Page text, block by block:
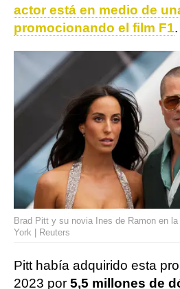
actor está en medio de
promocionando el film F1.
Brad Pitt y su novia Ines de Ramon en
York | Reuters
Pitt había adquirido esta
2023 por 5,5 millones de